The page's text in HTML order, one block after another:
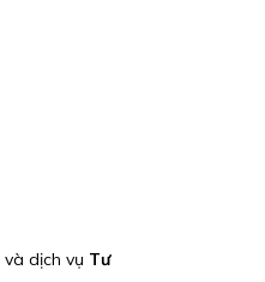
và dịch vụ Tư